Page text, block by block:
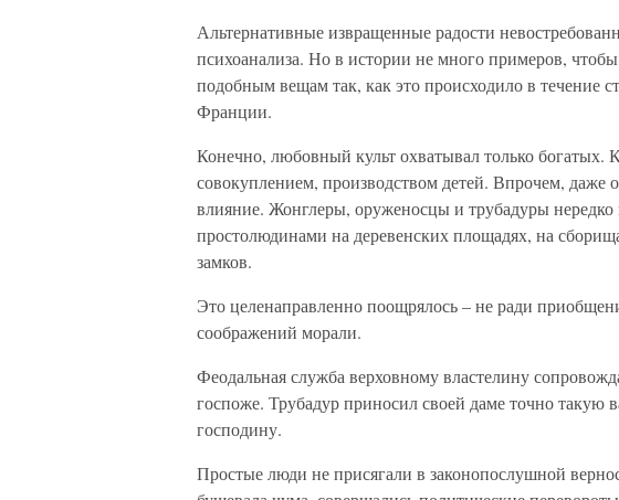
Альтернативные извращенные радости
психоанализа. Но в истории не много примеров,
подобным вещам так, как это происходило в течение
Франции.
Конечно, любовный культ охватывал только богатых.
совокуплением, производством детей. Впрочем, даже
влияние. Жонглеры, оруженосцы и трубадуры
простолюдинами на деревенских площадях, на
замков.
Это целенаправленно поощрялось – не ради
соображений морали.
Феодальная служба верховному властелину
госпоже. Трубадур приносил своей даме точно такую
господину.
Простые люди не присягали в законопослушной